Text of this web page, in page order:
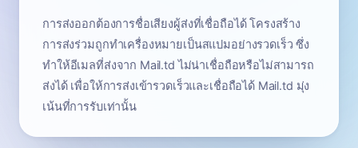
การส่งออกต้องการชื่อเสียงผู้ส่งที่เชื่อถือได้ โครงสร้าง
การส่งร่วมถูกทำเครื่องหมายเป็นสแปมอย่างรวดเร็ว ซึ่ง
ทำให้อีเมลที่ส่งจาก Mail.td ไม่น่าเชื่อถือหรือไม่สามารถ
ส่งได้ เพื่อให้การส่งเข้ารวดเร็วและเชื่อถือได้ Mail.td มุ่ง
เน้นที่การรับเท่านั้น